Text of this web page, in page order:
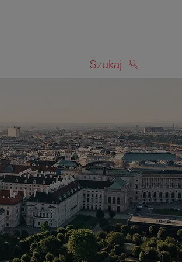
Szukaj